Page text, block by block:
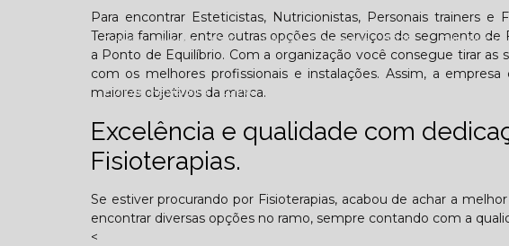
Edição Agosto - 2025 Edição Setembro - 2025 Edição
Edição Fevereiro - 2026
Contato
Para encontrar Esteticistas, Nutricionistas, Personais trainers e
Terapia familiar, entre outras opções de serviços do segmento
a Ponto de Equilíbrio. Com a organização você consegue tirar as
com os melhores profissionais e instalações. Assim, a
maiores objetivos da marca.
Excelência e qualidade com
Fisioterapias.
Se estiver procurando por Fisioterapias, acabou de achar a
encontrar diversas opções no ramo, sempre contando com a
<